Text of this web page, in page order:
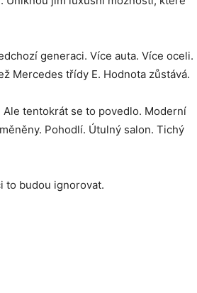
generaci. Více auta. Více oceli.
Mercedes třídy E. Hodnota zůstává.
tentokrát se to povedlo. Moderní
Pohodlí. Útulný salon. Tichý
to budou ignorovat.